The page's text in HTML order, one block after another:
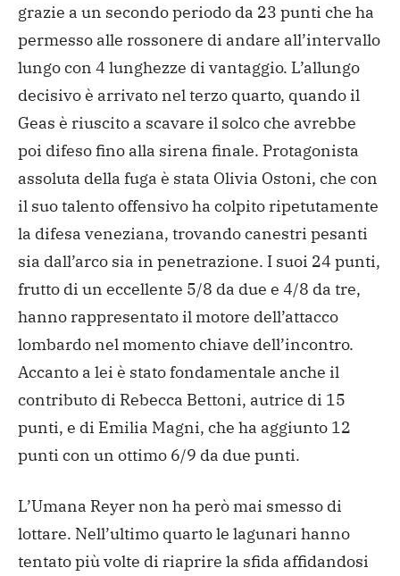
grazie a un secondo periodo da 23 punti che ha
permesso alle rossonere di andare all’intervallo
lungo con 4 lunghezze di vantaggio. L’allungo
decisivo è arrivato nel terzo quarto, quando il
Geas è riuscito a scavare il solco che avrebbe
poi difeso fino alla sirena finale. Protagonista
assoluta della fuga è stata Olivia Ostoni, che con
il suo talento offensivo ha colpito ripetutamente
la difesa veneziana, trovando canestri pesanti
sia dall’arco sia in penetrazione. I suoi 24 punti,
frutto di un eccellente 5/8 da due e 4/8 da tre,
hanno rappresentato il motore dell’attacco
lombardo nel momento chiave dell’incontro.
Accanto a lei è stato fondamentale anche il
contributo di Rebecca Bettoni, autrice di 15
punti, e di Emilia Magni, che ha aggiunto 12
punti con un ottimo 6/9 da due punti.
L’Umana Reyer non ha però mai smesso di
lottare. Nell’ultimo quarto le lagunari hanno
tentato più volte di riaprire la sfida affidandosi